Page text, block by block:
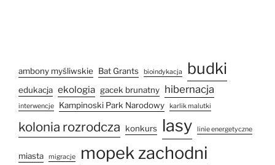
ambony myśliwskie Bat Grants bioindykacja budki
edukacja ekologia gacek brunatny hibernacja
interwencje Kampinoski Park Narodowy karlik malutki
kolonia rozrodcza konkurs lasy linie energetyczne
miasta migracje mopek zachodni